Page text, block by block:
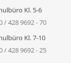
Kl. 5-6
/ 428 9692 - 70
Kl. 7-10
/ 428 9692 - 25